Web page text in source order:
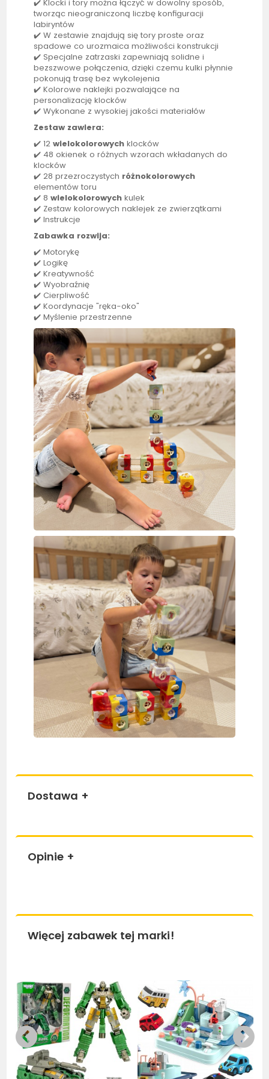
✔️ Klocki i tory można łączyć w dowolny sposób,
tworząc nieograniczoną liczbę konfiguracji
labiryntów
✔️ W zestawie znajdują się tory proste oraz
spadowe co urozmaica możliwości konstrukcji
✔️ Specjalne zatrzaski zapewniają solidne i
bezszwowe połączenia, dzięki czemu kulki płynnie
pokonują trasę bez wykolejenia
✔️ Kolorowe naklejki pozwalające na
personalizację klocków
✔️ Wykonane z wysokiej jakości materiałów
Zestaw zawiera:
✔️ 12wielokolorowychklocków
✔️ 48 okienek o różnych wzorach wkładanych do
klocków
✔️ 28 przezroczystych różnokolorowych
elementów toru
✔️ 8wielokolorowychkulek
✔️ Zestaw kolorowych naklejek ze zwierzątkami
✔️ Instrukcje
Zabawka rozwija:
✔️ Motorykę
✔️ Logikę
✔️ Kreatywność
✔️ Wyobraźnię
✔️ Cierpliwość
✔️ Koordynacje "ręka-oko"
✔️ Myślenie przestrzenne
Dostawa +
Opinie +
Więcej zabawek tej marki!